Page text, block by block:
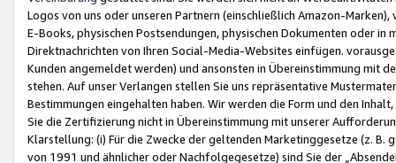
Logos von uns oder unseren Partnern (einschließlich Amazon-
E-Books, physischen Postsendungen, physischen Dokumenten oder in
Direktnachrichten von Ihren Social-Media-Websites einfügen.
Kunden angemeldet werden) und ansonsten in Übereinstimmung mit
stehen. Auf unser Verlangen stellen Sie uns repräsentative
Bestimmungen eingehalten haben. Wir werden die Form und den
Sie die Zertifizierung nicht in Übereinstimmung mit unserer
Klarstellung: (i) Für die Zwecke der geltenden Marketinggesetze (z. B.
von 1991 und ähnlicher oder Nachfolgegesetze) sind Sie der